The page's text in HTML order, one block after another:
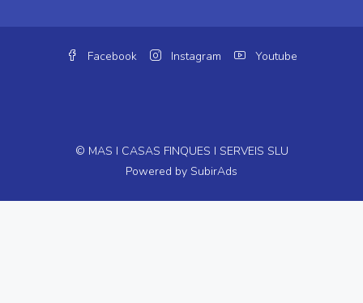
Facebook Instagram Youtube
© MAS I CASAS FINQUES I SERVEIS SLU
Powered by SubirAds